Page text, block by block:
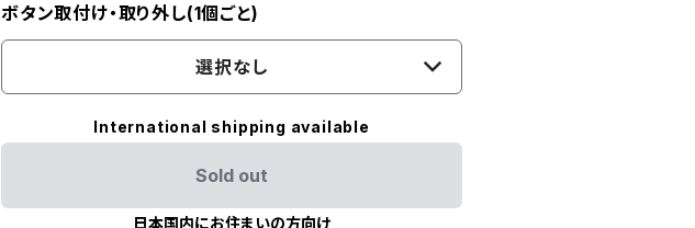
ボタン取付け・取り外し(1個ごと)
選択なし
International shipping available
Sold out
日本国内にお住まいの方向け